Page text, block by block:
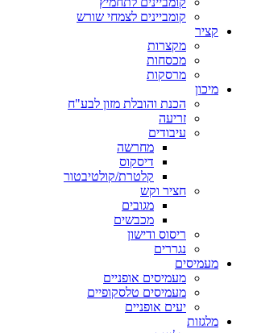
קומביינים לצמחי שורש
קציר
מקצרות
מכסחות
מרסקות
מיכון
הכנת והובלת מזון לבע"ח
זריעה
עיבודים
מחרשה
דיסקוס
קלטרת/קולטיבטור
חציר וקש
מגובים
מכבשים
ריסוס ודישון
נגררים
מעמיסים
מעמיסים אופניים
מעמיסים טלסקופיים
יעים אופניים
מלגזות